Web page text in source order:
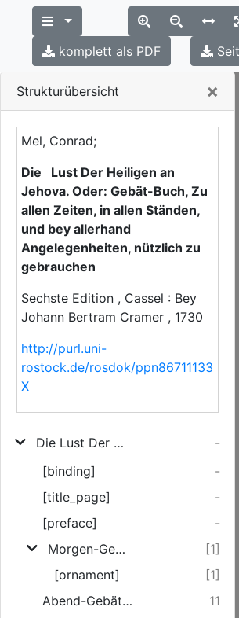
Strukturübersicht ×
Mel, Conrad;
Die Lust Der Heiligen an
Jehova. Oder: Gebät-Buch, Zu
allen Zeiten, in allen Ständen,
und bey allerhand
Angelegenheiten, nützlich zu
gebrauchen
Sechste Edition , Cassel : Bey
Johann Bertram Cramer , 1730
http://purl.uni-
rostock.de/rosdok/ppn86711133
X
Die Lust Der Heiligen an Jehova. Oder: Gebät-Buch, Zu allen Zeiten, in allen Ständen, und bey allerhand Angelegenheiten, nützlich zu gebrauchen
-
[binding]
-
[title_page]
-
[preface]
-
Morgen-Gebät am Sonntag.
[1]
[ornament]
[1]
Abend-Gebät am Sonntag.
11
komplett als PDF